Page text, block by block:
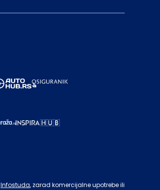
Infostuda, zarad komercijalne upotrebe ili